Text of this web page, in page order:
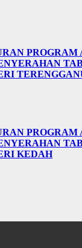
PROGRAM
PROGRAM
KEDAH